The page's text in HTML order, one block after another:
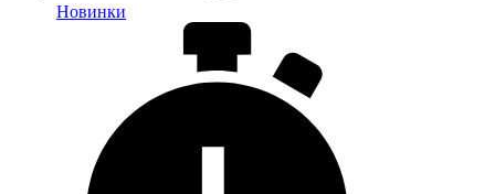
Новинки